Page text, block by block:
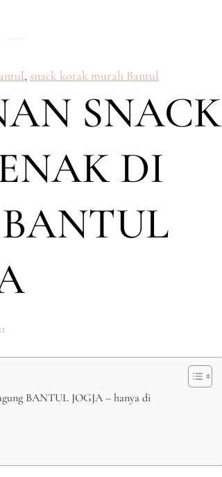
, snack kotak murah Bantul
SNACK
DI
BANTUL
BANTUL JOGJA – hanya di